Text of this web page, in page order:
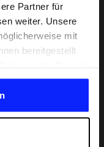
Partner für
weiter. Unsere
mit
bereitgestellt